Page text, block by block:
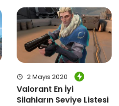
2 Mayıs 2020
Valorant En İyi
Silahların Seviye Listesi